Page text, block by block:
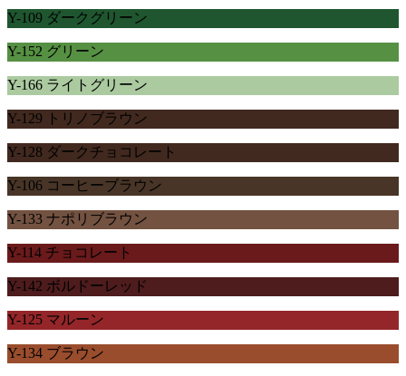
Y-109 ダークグリーン
Y-152 グリーン
Y-166 ライトグリーン
Y-129 トリノブラウン
Y-128 ダークチョコレート
Y-106 コーヒーブラウン
Y-133 ナポリブラウン
Y-114 チョコレート
Y-142 ボルドーレッド
Y-125 マルーン
Y-134 ブラウン